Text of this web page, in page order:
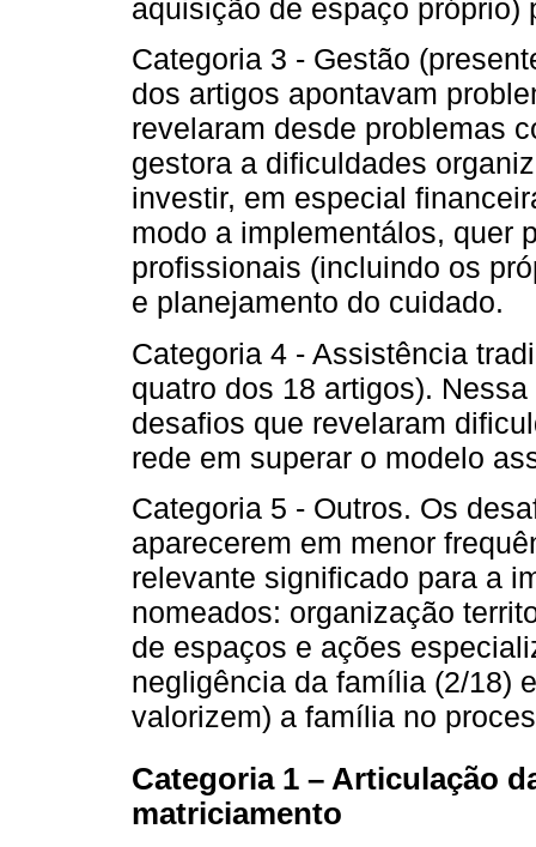
aquisição de espaço próprio)
Categoria 3 - Gestão
dos artigos apontavam
revelaram desde problemas
gestora a dificuldades
investir, em especial
modo a implementálos, quer
profissionais (incluindo os
e planejamento do cuidado.
Categoria 4 - Assistência
quatro dos 18 artigos).
desafios que revelaram
rede em superar o modelo
Categoria 5 - Outros. Os
aparecerem em menor
relevante significado para a
nomeados: organização
de espaços e ações
negligência da família (2/18)
valorizem) a família no
Categoria 1 – Articulação
matriciamento